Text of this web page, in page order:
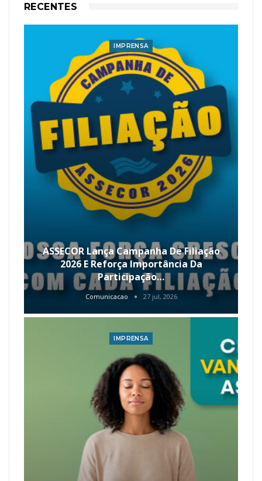
RECENTES
IMPRENSA
ASSECOR Lança Campanha De Filiação
2026 E Reforça Importância Da
Participação…
Comunicacao 27 jul, 2026
IMPRENSA